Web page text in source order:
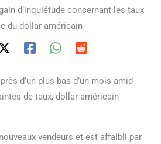
d’inquiétude concernant les taux
du dollar américain
d’un plus bas d’un mois amid
de taux, dollar américain
vendeurs et est affaibli par